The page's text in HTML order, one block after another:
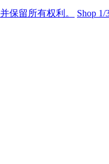
保留所有权利。
Shop 1/